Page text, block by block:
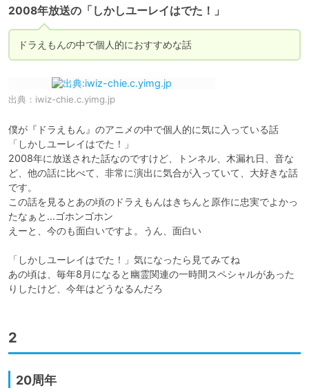
2008年放送の「しかしユーレイはでた！」
ドラえもんの中で個人的におすすめな話
出典： iwiz-chie.c.yimg.jp
僕が『ドラえもん』のアニメの中で個人的に気に入っている話
「しかしユーレイはでた！」
2008年に放送された話なのですけど、トンネル、木漏れ日、音な
ど、他の話に比べて、非常に演出に気合が入っていて、大好きな話
です。
この話を見るとあの頃のドラえもんはきちんと原作に忠実でよかっ
たなぁと…ゴホンゴホン
えーと、今のも面白いですよ。うん、面白い
「しかしユーレイはでた！」気になったら見てみてね
あの頃は、毎年8月になると幽霊関連の一時間スペシャルがあった
りしたけど、今年はどうなるんだろ
2
20周年